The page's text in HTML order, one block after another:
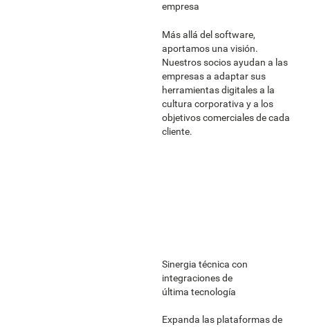
empresa
Más allá del software,
aportamos una visión.
Nuestros socios ayudan a las
empresas a adaptar sus
herramientas digitales a la
cultura corporativa y a los
objetivos comerciales de cada
cliente.
Sinergia técnica con
integraciones de
última tecnología
Expanda las plataformas de